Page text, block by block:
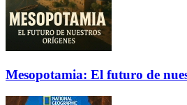
Mesopotamia: El futuro de